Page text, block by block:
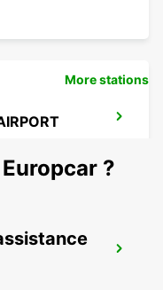
More stations
?